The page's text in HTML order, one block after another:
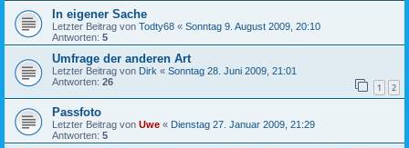
In eigener Sache
Letzter Beitrag von Todty68 « Sonntag 9. August 2009, 20:10
Antworten: 5
Umfrage der anderen Art
Letzter Beitrag von Dirk « Sonntag 28. Juni 2009, 21:01
Antworten: 26 1 2
Passfoto
Letzter Beitrag von Uwe « Dienstag 27. Januar 2009, 21:29
Antworten: 5